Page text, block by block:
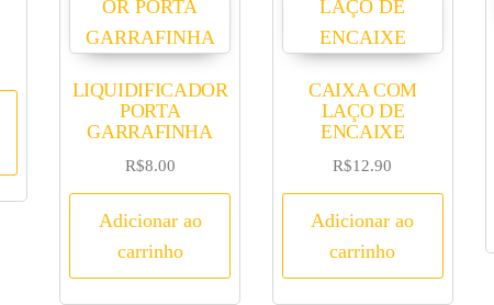
LIQUIDIFICADOR
PORTA
GARRAFINHA
R$8.00
Adicionar ao
carrinho
CAIXA COM
LAÇO DE
ENCAIXE
R$12.90
Adicionar ao
carrinho